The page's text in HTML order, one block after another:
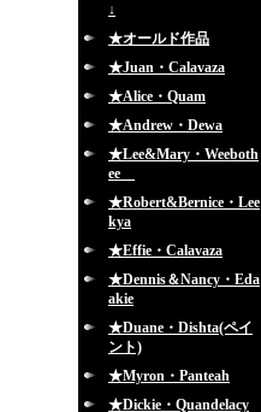
↓
★オールド作品
★Juan・Calavaza
★Alice・Quam
★Andrew・Dewa
★Lee&Mary・Weeboth
ee
★Robert&Bernice・Lee
kya
★Effie・Calavaza
★Dennis＆Nancy・Eda
akie
★Duane・Dishta(ペイ
ント)
★Myron・Panteah
★Dickie・Quandelacy